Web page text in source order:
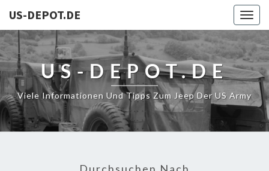
US-DEPOT.DE
US-DEPOT.DE
Viele Informationen Und Tipps Zum Jeep Der US Army